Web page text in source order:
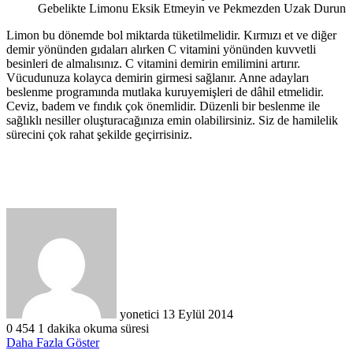
Gebelikte Limonu Eksik Etmeyin ve Pekmezden Uzak Durun
Limon bu dönemde bol miktarda tüketilmelidir. Kırmızı et ve diğer
demir yönünden gıdaları alırken C vitamini yönünden kuvvetli
besinleri de almalısınız. C vitamini demirin emilimini artırır.
Vücudunuza kolayca demirin girmesi sağlanır. Anne adayları
beslenme programında mutlaka kuruyemişleri de dâhil etmelidir.
Ceviz, badem ve fındık çok önemlidir. Düzenli bir beslenme ile
sağlıklı nesiller oluşturacağınıza emin olabilirsiniz. Siz de hamilelik
sürecini çok rahat şekilde geçirrisiniz.
yonetici 13 Eylül 2014
0 454 1 dakika okuma süresi
Daha Fazla Göster